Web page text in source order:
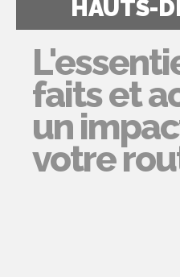
HAUTS-
faits et
un
votre